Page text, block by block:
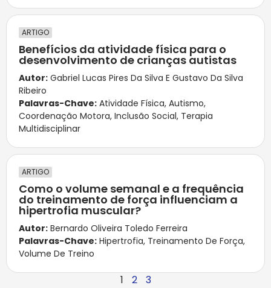
ARTIGO
Benefícios da atividade física para o
desenvolvimento de crianças autistas
Autor: Gabriel Lucas Pires Da Silva E Gustavo Da Silva
Ribeiro
Palavras-Chave: Atividade Física, Autismo,
Coordenação Motora, Inclusão Social, Terapia
Multidisciplinar
ARTIGO
Como o volume semanal e a frequência
do treinamento de força influenciam a
hipertrofia muscular?
Autor: Bernardo Oliveira Toledo Ferreira
Palavras-Chave: Hipertrofia, Treinamento De Força,
Volume De Treino
1 2 3